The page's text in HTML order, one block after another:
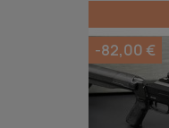
-82,00 €